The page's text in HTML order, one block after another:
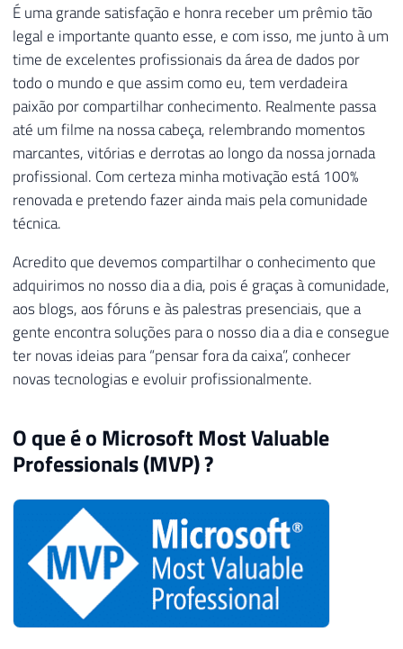
É uma grande satisfação e honra receber um prêmio tão
legal e importante quanto esse, e com isso, me junto à um
time de excelentes profissionais da área de dados por
todo o mundo e que assim como eu, tem verdadeira
paixão por compartilhar conhecimento. Realmente passa
até um filme na nossa cabeça, relembrando momentos
marcantes, vitórias e derrotas ao longo da nossa jornada
profissional. Com certeza minha motivação está 100%
renovada e pretendo fazer ainda mais pela comunidade
técnica.
Acredito que devemos compartilhar o conhecimento que
adquirimos no nosso dia a dia, pois é graças à comunidade,
aos blogs, aos fóruns e às palestras presenciais, que a
gente encontra soluções para o nosso dia a dia e consegue
ter novas ideias para “pensar fora da caixa”, conhecer
novas tecnologias e evoluir profissionalmente.
O que é o Microsoft Most Valuable
Professionals (MVP) ?